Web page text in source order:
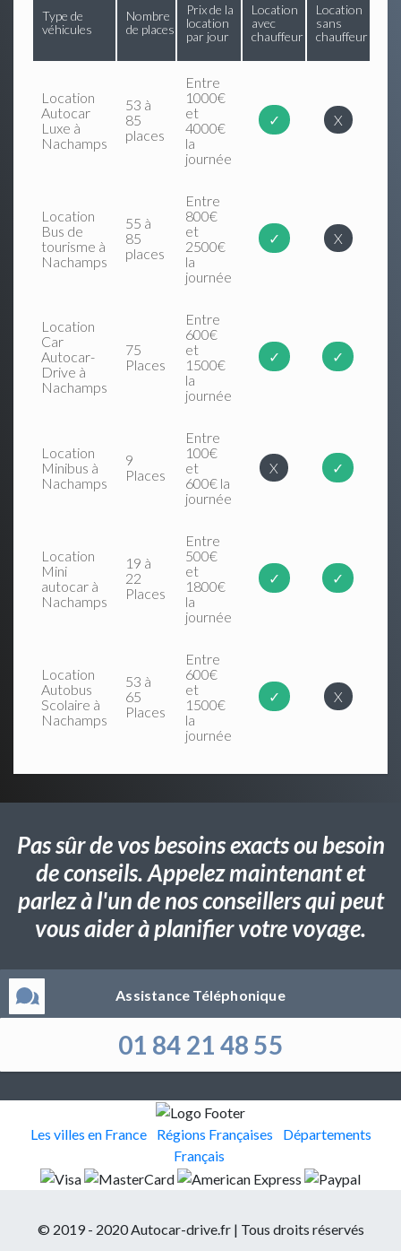
Type de
véhicules
Nombre
de places
Prix de la
location
par jour
Location
avec
chauffeur
Location
sans
chauffeur
Location
Autocar
Luxe à
Nachamps
53 à
85
places
Entre
1000€
et
4000€
la
journée
✓ X
Location
Bus de
tourisme à
Nachamps
55 à
85
places
Entre
800€
et
2500€
la
journée
✓ X
Location
Car
Autocar-
Drive à
Nachamps
75
Places
Entre
600€
et
1500€
la
journée
✓ ✓
Location
Minibus à
Nachamps
9
Places
Entre
100€
et
600€ la
journée
X ✓
Location
Mini
autocar à
Nachamps
19 à
22
Places
Entre
500€
et
1800€
la
journée
✓ ✓
Location
Autobus
Scolaire à
Nachamps
53 à
65
Places
Entre
600€
et
1500€
la
journée
✓ X
Pas sûr de vos besoins exacts ou besoin
de conseils. Appelez maintenant et
parlez à l'un de nos conseillers qui peut
vous aider à planifier votre voyage.
Assistance Téléphonique
01 84 21 48 55
Les villes en France Régions Françaises
Départements
Français
© 2019 - 2020 Autocar-drive.fr | Tous droits réservés